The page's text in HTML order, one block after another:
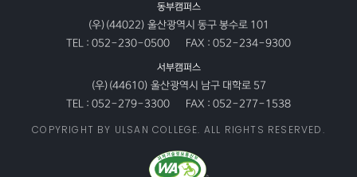
동부캠퍼스
(우)(44022) 울산광역시 동구 봉수로 101
TEL : 052-230-0500 FAX : 052-234-9300
서부캠퍼스
(우)(44610) 울산광역시 남구 대학로 57
TEL : 052-279-3300 FAX : 052-277-1538
COPYRIGHT BY ULSAN COLLEGE. ALL RIGHTS RESERVED.